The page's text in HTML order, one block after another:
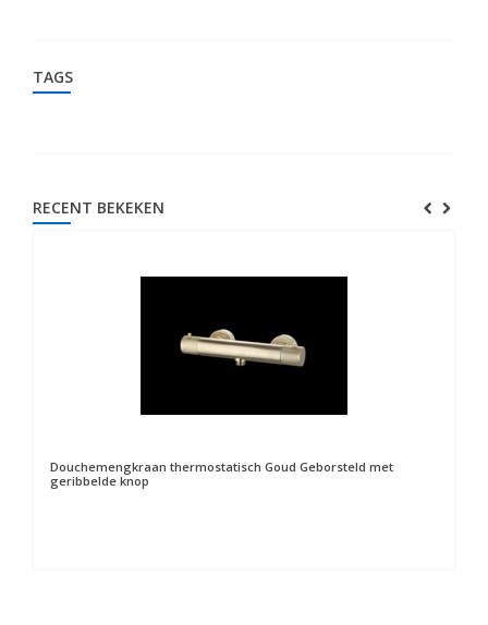
TAGS
RECENT BEKEKEN
Douchemengkraan thermostatisch Goud Geborsteld met
geribbelde knop